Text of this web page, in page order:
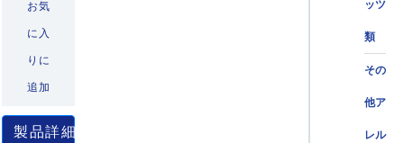
ッツ
類
その
他ア
レル
お気
に入
りに
追加
製品詳細